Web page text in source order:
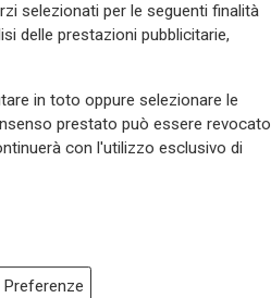
selezionati per le seguenti finalità
delle prestazioni pubblicitarie,
in toto oppure selezionare le
prestato può essere revocato
con l'utilizzo esclusivo di
Preferenze